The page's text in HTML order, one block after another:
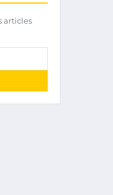
articles